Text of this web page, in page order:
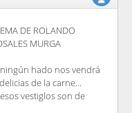
DE ROLANDO
MURGA
hado nos vendrá
de la carne...
vestiglos son de